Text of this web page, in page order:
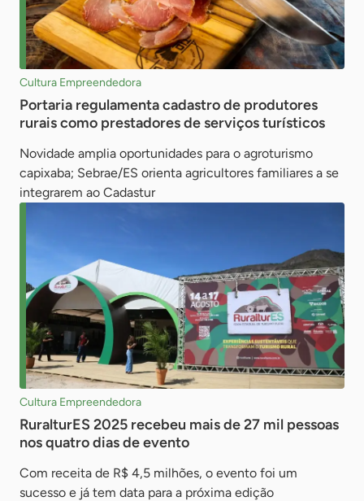
Cultura Empreendedora
Portaria regulamenta cadastro de produtores
rurais como prestadores de serviços turísticos
Novidade amplia oportunidades para o agroturismo
capixaba; Sebrae/ES orienta agricultores familiares a se
integrarem ao Cadastur
Cultura Empreendedora
RuralturES 2025 recebeu mais de 27 mil pessoas
nos quatro dias de evento
Com receita de R$ 4,5 milhões, o evento foi um
sucesso e já tem data para a próxima edição